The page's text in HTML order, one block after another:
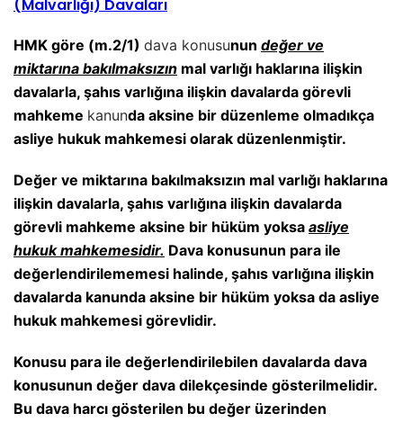
(Malvarlığı) Davaları
HMK göre (m.2/1) dava konusunun değer ve
miktarına bakılmaksızın mal varlığı haklarına ilişkin
davalarla, şahıs varlığına ilişkin davalarda görevli
mahkeme kanunda aksine bir düzenleme olmadıkça
asliye hukuk mahkemesi olarak düzenlenmiştir.
Değer ve miktarına bakılmaksızın mal varlığı haklarına
ilişkin davalarla, şahıs varlığına ilişkin davalarda
görevli mahkeme aksine bir hüküm yoksa asliye
hukuk mahkemesidir. Dava konusunun para ile
değerlendirilememesi halinde, şahıs varlığına ilişkin
davalarda kanunda aksine bir hüküm yoksa da asliye
hukuk mahkemesi görevlidir.
Konusu para ile değerlendirilebilen davalarda dava
konusunun değer dava dilekçesinde gösterilmelidir.
Bu dava harcı gösterilen bu değer üzerinden